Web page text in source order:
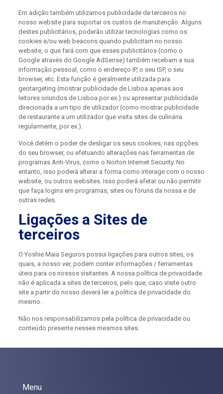
Em adição também utilizamos publicidade de terceiros no
nosso website para suportar os custos de manutenção. Alguns
destes publicitários, poderão utilizar tecnologias como os
cookies e/ou web beacons quando publicitam no nosso
website, o que fará com que esses publicitários (como o
Google através do Google AdSense) também recebam a sua
informação pessoal, como o endereço IP, o seu ISP, o seu
browser, etc. Esta função é geralmente utilizada para
geotargeting (mostrar publicidade de Lisboa apenas aos
leitores oriundos de Lisboa por ex.) ou apresentar publicidade
direcionada a um tipo de utilizador (como mostrar publicidade
de restaurante a um utilizador que visita sites de culinária
regularmente, por ex.).
Você detém o poder de desligar os seus cookies, nas opções
do seu browser, ou efetuando alterações nas ferramentas de
programas Anti-Virus, como o Norton Internet Security. No
entanto, isso poderá alterar a forma como interage com o nosso
website, ou outros websites. Isso poderá afetar ou não permitir
que faça logins em programas, sites ou fóruns da nossa e de
outras redes.
Ligações a Sites de
terceiros
O Yoshie Maia Seguros possui ligações para outros sites, os
quais, a nosso ver, podem conter informações / ferramentas
úteis para os nossos visitantes. A nossa política de privacidade
não é aplicada a sites de terceiros, pelo que, caso visite outro
site a partir do nosso deverá ler a politica de privacidade do
mesmo.
Não nos responsabilizamos pela política de privacidade ou
conteúdo presente nesses mesmos sites.
Menu